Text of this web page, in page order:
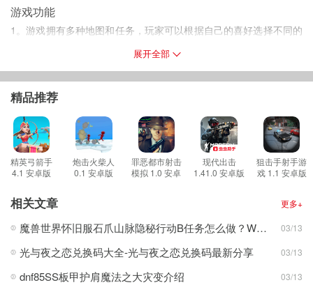
游戏功能
1。游戏拥有多种地图和任务，玩家可以根据自己的喜好选择不同的
枪、狙击步枪、冲锋枪等。
3。每种枪械都有其独特的属性和特点，可以根据玩家的实际需求和
战斗场景进行选择。
游戏集锦
1。同时还有丰富的枪械皮肤供玩家选择。玩家可以通过获取皮肤来
改变枪械的外观，提升游戏体验；
2。而且可以通过强化武器的属性来提高枪械的战斗力，从而在战斗
3。提供各种游戏模式。玩家可以根据自己的喜好选择不同的游戏模
式，体验不同种类的游戏乐趣。
游戏体验
展开全部
精品推荐
精英弓箭手
4.1 安卓版
炮击火柴人
0.1 安卓版
罪恶都市射击
模拟 1.0 安卓
现代出击
1.41.0 安卓版
狙击手射手游
戏 1.1 安卓版
相关文章 更多+
魔兽世界怀旧服石爪山脉隐秘行动B任务怎么做？WOW怀旧服风险投资公司函件在哪儿？ 03/13
光与夜之恋兑换码大全-光与夜之恋兑换码最新分享 03/13
dnf85SS板甲护肩魔法之大灾变介绍 03/13